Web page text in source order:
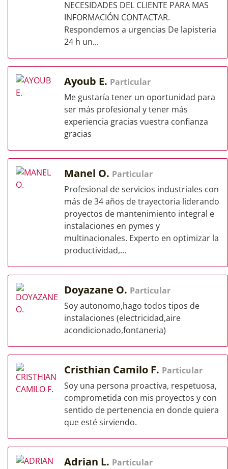
NECESIDADES DEL CLIENTE PARA MAS
INFORMACIÓN CONTACTAR.
Respondemos a urgencias De lapisteria
24 h un...
Ayoub E. Particular
Me gustaría tener un oportunidad para
ser más profesional y tener más
experiencia gracias vuestra confianza
gracias
Manel O. Particular
Profesional de servicios industriales con
más de 34 años de trayectoria liderando
proyectos de mantenimiento integral e
instalaciones en pymes y
multinacionales. Experto en optimizar la
productividad,...
Doyazane O. Particular
Soy autonomo,hago todos tipos de
instalaciones (electricidad,aire
acondicionado,fontaneria)
Cristhian Camilo F. Particular
Soy una persona proactiva, respetuosa,
comprometida con mis proyectos y con
sentido de pertenencia en donde quiera
que esté sirviendo.
Adrian L. Particular